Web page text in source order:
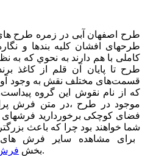
طرح اصفهان آبی در زمره طرح
طرح­های افشان كليه بندها و
كاملی با هم دارند به نحوي كه به
طرح تا پايان آن قلم از كاغذ
قسمت‌های مختلف نقش به وجود
كه از نام نقوش اين گروه
موجود در طرح ،در متن فرش
فضای کوچکی برخوردارید
شما خواهند بود چرا که باعث
برای مشاهده سایر فرش
بخشمراجعه کنید.